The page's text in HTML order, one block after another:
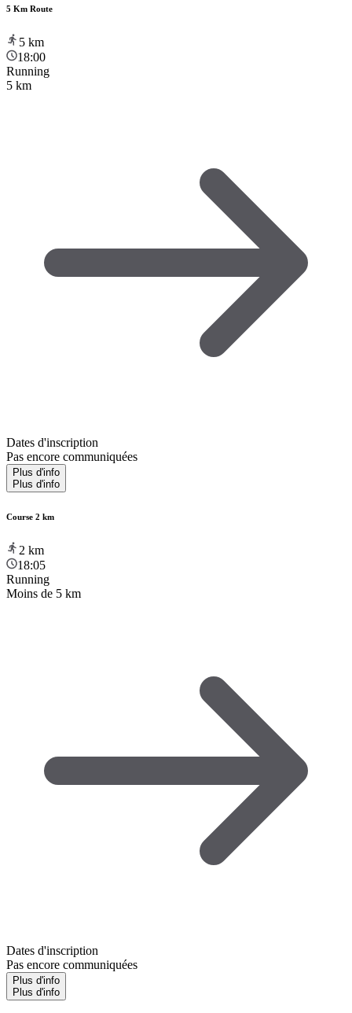
5 Km Route
5 km
18:00
Running
5 km
Dates d'inscription
Pas encore communiquées
Plus d'info
Plus d'info
Course 2 km
2 km
18:05
Running
Moins de 5 km
Dates d'inscription
Pas encore communiquées
Plus d'info
Plus d'info